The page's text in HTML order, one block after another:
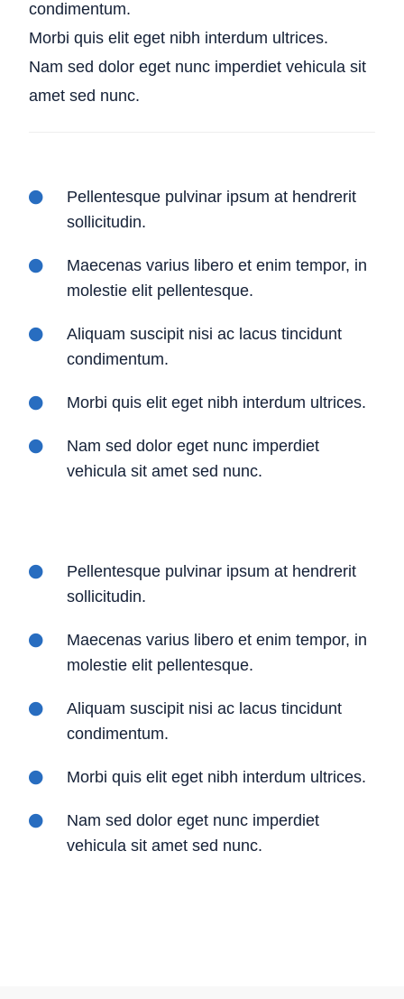
condimentum.
Morbi quis elit eget nibh interdum ultrices.
Nam sed dolor eget nunc imperdiet vehicula sit
amet sed nunc.
Pellentesque pulvinar ipsum at hendrerit
sollicitudin.
Maecenas varius libero et enim tempor, in
molestie elit pellentesque.
Aliquam suscipit nisi ac lacus tincidunt
condimentum.
Morbi quis elit eget nibh interdum ultrices.
Nam sed dolor eget nunc imperdiet
vehicula sit amet sed nunc.
Pellentesque pulvinar ipsum at hendrerit
sollicitudin.
Maecenas varius libero et enim tempor, in
molestie elit pellentesque.
Aliquam suscipit nisi ac lacus tincidunt
condimentum.
Morbi quis elit eget nibh interdum ultrices.
Nam sed dolor eget nunc imperdiet
vehicula sit amet sed nunc.